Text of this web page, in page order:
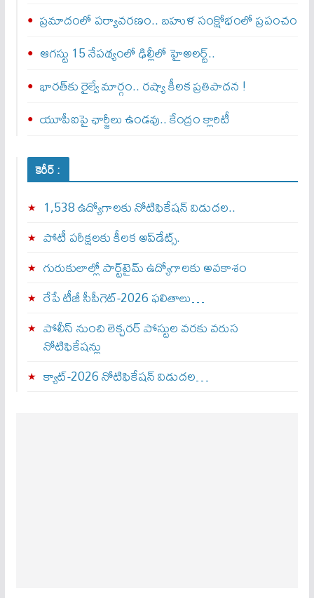
ప్రమాదంలో పర్యావరణం.. బహుళ సంక్షోభంలో ప్రపంచం
ఆగస్టు 15 నేపథ్యంలో ఢిల్లీలో హైఅలర్ట్..
భారత్‌కు రైల్వే మార్గం.. రష్యా కీలక ప్రతిపాదన !
యూపీఐపై ఛార్జీలు ఉండవు.. కేంద్రం క్లారిటీ
కెరీర్ :
1,538 ఉద్యోగాలకు నోటిఫికేషన్ విడుదల..
పోటీ పరీక్షలకు కీలక అప్‌డేట్స్.
గురుకులాల్లో పార్ట్‌టైమ్ ఉద్యోగాలకు అవకాశం
రేపే టీజీ సీపీగెట్‌-2026 ఫలితాలు…
పోలీస్ నుంచి లెక్చరర్ పోస్టుల వరకు వరుస
నోటిఫికేషన్లు
క్యాట్-2026 నోటిఫికేషన్ విడుదల…